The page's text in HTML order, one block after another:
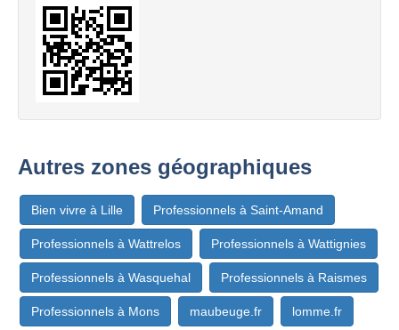
Autres zones géographiques
Bien vivre à Lille Professionnels à Saint-Amand
Professionnels à Wattrelos Professionnels à Wattignies
Professionnels à Wasquehal Professionnels à Raismes
Professionnels à Mons maubeuge.fr lomme.fr